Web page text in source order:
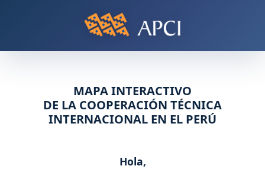
MAPA INTERACTIVO
DE LA COOPERACIÓN TÉCNICA
INTERNACIONAL EN EL PERÚ
Hola,